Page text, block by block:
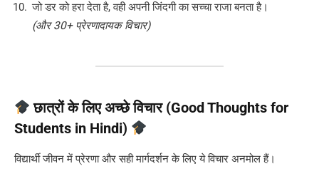
जो डर को हरा देता है, वही अपनी जिंदगी का सच्चा राजा बनता है।
(और 30+ प्रेरणादायक विचार)
छात्रों के लिए अच्छे विचार (Good Thoughts for
Students in Hindi)
विद्यार्थी जीवन में प्रेरणा और सही मार्गदर्शन के लिए ये विचार अनमोल हैं।